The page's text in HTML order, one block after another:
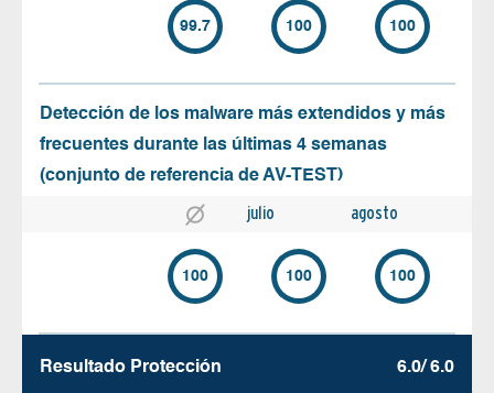
99.7 100 100
Detección de los malware más extendidos y más
frecuentes durante las últimas 4 semanas
(conjunto de referencia de AV-TEST)
julio agosto
100 100 100
Resultado Protección 6.0/ 6.0